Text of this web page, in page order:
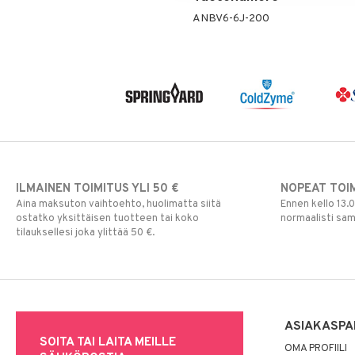
ANBV6-6J-200
ILMAINEN TOIMITUS YLI 50 €
Aina maksuton vaihtoehto, huolimatta siitä
ostatko yksittäisen tuotteen tai koko
tilauksellesi joka ylittää 50 €.
NOPEAT
Ennen kello
normaalisti
SOITA TAI LAITA MEILLE
OMA PROFIILI